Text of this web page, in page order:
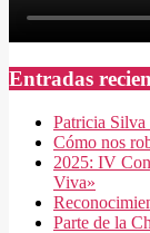
Entradas
Patricia Silva
Cómo nos
2025: IV
Viva»
Parte de la